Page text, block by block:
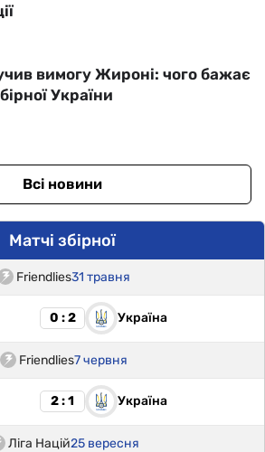
вимогу Жироні: чого бажає
України
Всі новини
Матчі збірної
Friendlies31 травня
0 : 2 Україна
Friendlies7 червня
2 : 1 Україна
Ліга Націй25 вересня